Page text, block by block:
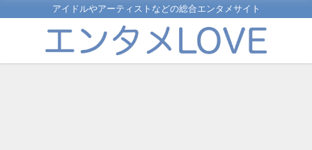
アイドルやアーティストなどの総合エンタメサイト